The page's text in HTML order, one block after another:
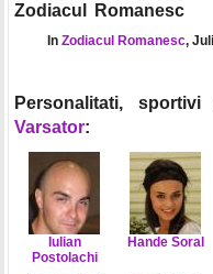
Zodiacul Romanesc
In Zodiacul Romanesc,
Personalitati,
Varsator:
Iulian
Postolachi
Hande Soral